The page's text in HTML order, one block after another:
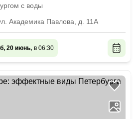
с воды
Академика Павлова, д. 11А
20 июнь, в 06:30